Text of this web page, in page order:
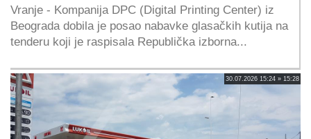
Vranje - Kompanija DPC (Digital Printing Center) iz
Beograda dobila je posao nabavke glasačkih kutija na
tenderu koji je raspisala Republička izborna...
30.07.2026 15:24 » 15:28